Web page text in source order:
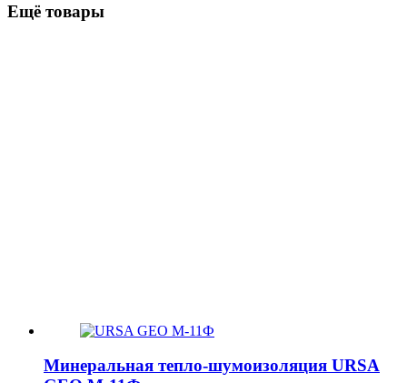
Ещё товары
Минеральная тепло-шумоизоляция URSA